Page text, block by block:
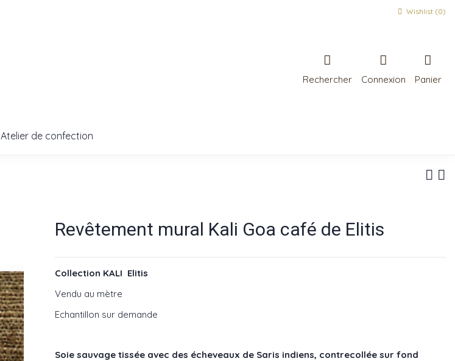
Wishlist (0)
Rechercher Connexion Panier
Atelier de confection
Revêtement mural Kali Goa café de Elitis
Collection KALI Elitis
Vendu au mètre
Echantillon sur demande
Soie sauvage tissée avec des écheveaux de Saris indiens, contrecollée sur fond